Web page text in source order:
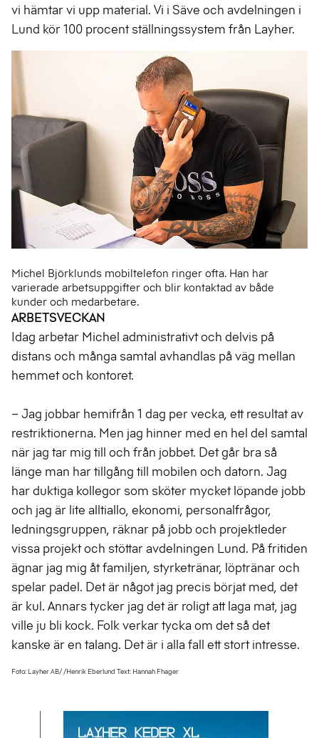
vi hämtar vi upp material. Vi i Säve och avdelningen i
Lund kör 100 procent ställningssystem från Layher.
Michel Björklunds mobiltelefon ringer ofta. Han har
varierade arbetsuppgifter och blir kontaktad av både
kunder och medarbetare.
ARBETSVECKAN
Idag arbetar Michel administrativt och delvis på
distans och många samtal avhandlas på väg mellan
hemmet och kontoret.
– Jag jobbar hemifrån 1 dag per vecka, ett resultat av
restriktionerna. Men jag hinner med en hel del samtal
när jag tar mig till och från jobbet. Det går bra så
länge man har tillgång till mobilen och datorn. Jag
har duktiga kollegor som sköter mycket löpande jobb
och jag är lite alltiallo, ekonomi, personalfrågor,
ledningsgruppen, räknar på jobb och projektleder
vissa projekt och stöttar avdelningen Lund. På fritiden
ägnar jag mig åt familjen, styrketränar, löptränar och
spelar padel. Det är något jag precis börjat med, det
är kul. Annars tycker jag det är roligt att laga mat, jag
ville ju bli kock. Folk verkar tycka om det så det
kanske är en talang. Det är i alla fall ett stort intresse.
Foto: Layher AB/ /Henrik Eberlund Text: Hannah Fhager